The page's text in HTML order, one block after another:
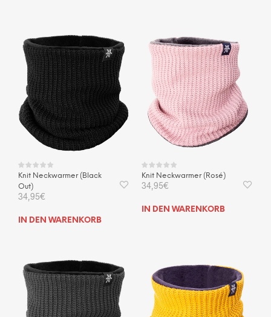
Knit Neckwarmer (Black
Out)
34,95€
IN DEN WARENKORB
Knit Neckwarmer (Rosé)
34,95€
IN DEN WARENKORB